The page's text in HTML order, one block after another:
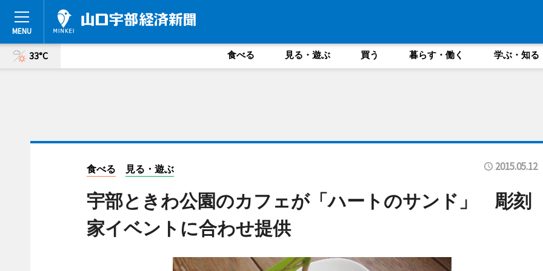
33°C 食べる 見る・遊ぶ 買う 暮らす・働く 学ぶ・知る
食べる 見る・遊ぶ 2015.05.12
宇部ときわ公園のカフェが「ハートのサンド」 彫刻
家イベントに合わせ提供